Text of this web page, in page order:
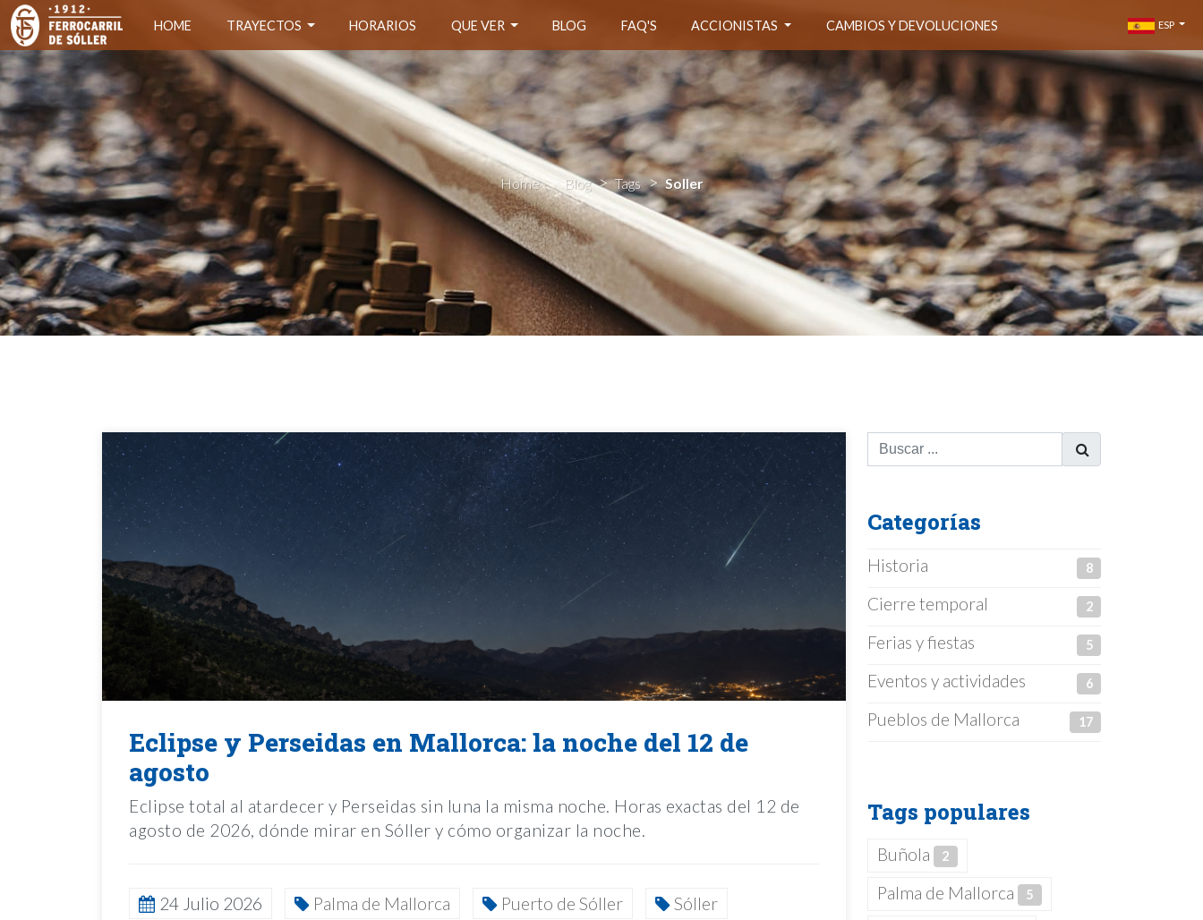
HOME TRAYECTOS HORARIOS QUE VER BLOG FAQ'S ACCIONISTAS CAMBIOS Y DEVOLUCIONES ESP
Home Blog Tags Soller
Eclipse y Perseidas en Mallorca: la noche del 12 de
agosto
Eclipse total al atardecer y Perseidas sin luna la misma noche. Horas exactas del 12 de
agosto de 2026, dónde mirar en Sóller y cómo organizar la noche.
24 Julio 2026 Palma de Mallorca Puerto de Sóller
Sóller
Categorías
Historia 8
Cierre temporal 2
Ferias y fiestas 5
Eventos y actividades 6
Pueblos de Mallorca 17
Tags populares
Buñola 2
Palma de Mallorca 5